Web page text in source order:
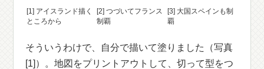
[1] アイスランド描く
ところから
[2] つづいてフランス
制覇
[3] 大国スペインも制
覇
そういうわけで、自分で描いて塗りました（写真
[1]）。地図をプリントアウトして、切って型をつ